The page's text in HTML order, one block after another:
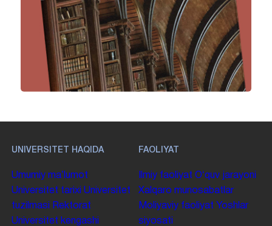
UNIVERSITET HAQIDA
Umumiy maʼlumot
Universitet tarixi Universitet
tuzilmasi
Rektorat
Universitet kengashi
FAOLIYAT
Ilmiy faoliyat Oʻquv jarayoni
Xalqaro munosabatlar
Moliyaviy faoliyat Yoshlar
siyosati